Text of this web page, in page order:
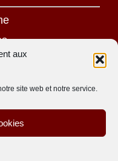
aux
site web et notre service.